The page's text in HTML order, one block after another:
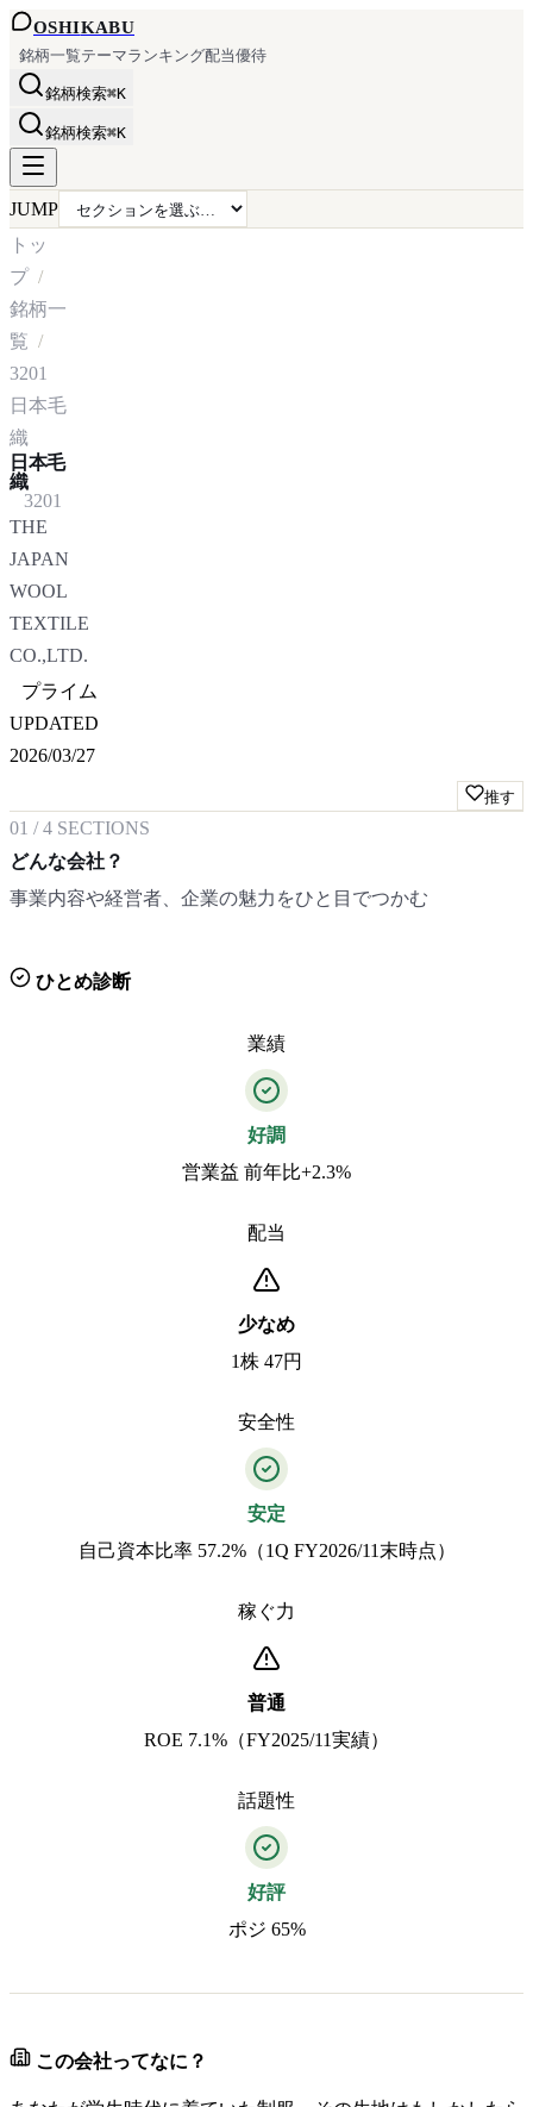
OSHIKABU
銘柄一覧テーマランキング配当優待
銘柄検索⌘K
銘柄検索⌘K
JUMP
トッ
プ
銘柄一
覧
3201
日本毛
織
日本毛
織
3201
THE
JAPAN
WOOL
TEXTILE
CO.,LTD.
プライム
UPDATED
2026/03/27
推す
01 /4 SECTIONS
どんな会社？
事業内容や経営者、企業の魅力をひと目でつかむ
ひとめ診断
業績
好調
営業益 前年比+2.3%
配当
少なめ
1株 47円
安全性
安定
自己資本比率 57.2%（1Q FY2026/11末時点）
稼ぐ力
普通
ROE 7.1%（FY2025/11実績）
話題性
好評
ポジ 65%
この会社ってなに？